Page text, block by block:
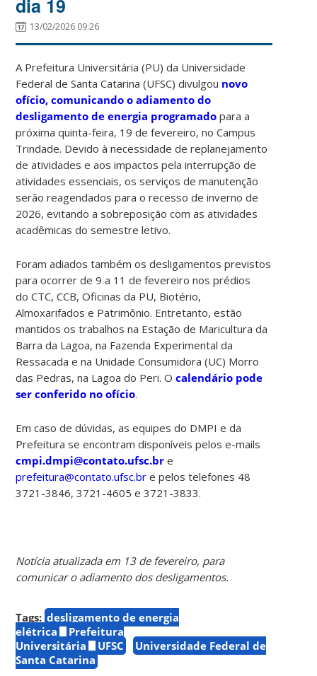
dia 19
13/02/2026 09:26
A Prefeitura Universitária (PU) da Universidade
Federal de Santa Catarina (UFSC) divulgou novo
ofício, comunicando o adiamento do
desligamento de energia programado para a
próxima quinta-feira, 19 de fevereiro, no Campus
Trindade. Devido à necessidade de replanejamento
de atividades e aos impactos pela interrupção de
atividades essenciais, os serviços de manutenção
serão reagendados para o recesso de inverno de
2026, evitando a sobreposição com as atividades
acadêmicas do semestre letivo.
Foram adiados também os desligamentos previstos
para ocorrer de 9 a 11 de fevereiro nos prédios
doCTC, CCB, Oficinas da PU, Biotério,
Almoxarifados e Patrimônio. Entretanto, estão
mantidos os trabalhos na Estação de Mariculturada
Barra da Lagoa, na Fazenda Experimental da
Ressacada e na Unidade Consumidora (UC) Morro
das Pedras, na Lagoa do Peri. Ocalendário pode
ser conferido no ofício.
Em caso de dúvidas, as equipes do DMPI e da
Prefeitura se encontram disponíveis pelos e-mails
cmpi.dmpi@contato.ufsc.br e
prefeitura@contato.ufsc.br e pelos telefones 48
3721-3846, 3721-4605 e 3721-3833.
Notícia atualizada em 13 de fevereiro, para
comunicar o adiamento dos desligamentos.
Tags: desligamento de energia
elétrica
Prefeitura
Universitária
UFSC
Universidade Federal de
Santa Catarina